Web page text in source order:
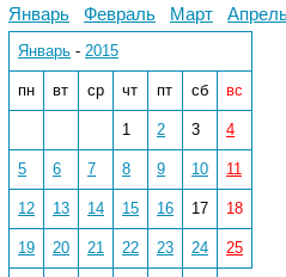
Январь Февраль Март
Январь - 2015
пн вт ср чт пт сб вс
1 2 3 4
5 6 7 8 9 10 11
12 13 14 15 16 17 18
19 20 21 22 23 24 25